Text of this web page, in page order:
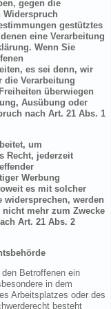
gegen die
Widerspruch
gestütztes
eine Verarbeitung
Wenn Sie
es sei denn, wir
die Verarbeitung
überwiegen
Ausübung oder
nach Art. 21 Abs. 1
um
Recht, jederzeit
Werbung
es mit solcher
widersprechen, werden
nicht mehr zum Zwecke
Art. 21 Abs. 2
Betroffenen ein
in dem
Arbeitsplatzes oder des
besteht